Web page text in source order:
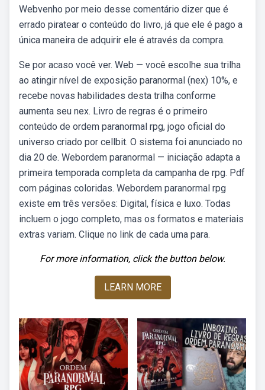
Webvenho por meio desse comentário dizer que é
errado piratear o conteúdo do livro, já que ele é pago a
única maneira de adquirir ele é através da compra.
Se por acaso você ver. Web — você escolhe sua trilha
ao atingir nível de exposição paranormal (nex) 10%, e
recebe novas habilidades desta trilha conforme
aumenta seu nex. Livro de regras é o primeiro
conteúdo de ordem paranormal rpg, jogo oficial do
universo criado por cellbit. O sistema foi anunciado no
dia 20 de. Webordem paranormal — iniciação adapta a
primeira temporada completa da campanha de rpg. Pdf
com páginas coloridas. Webordem paranormal rpg
existe em três versões: Digital, física e luxo. Todas
incluem o jogo completo, mas os formatos e materiais
extras variam. Clique no link de cada uma para.
For more information, click the button below.
LEARN MORE